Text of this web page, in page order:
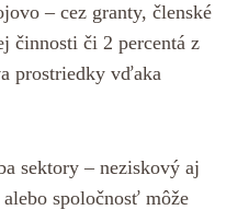
– cez granty, členské
činnosti či 2 percentá z
prostriedky vďaka
sektory – neziskový aj
spoločnosť môže